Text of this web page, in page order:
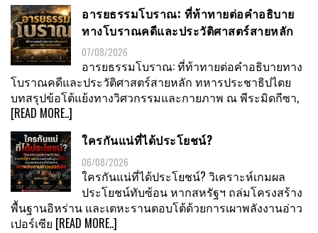
อารยธรรมโบราณ: ที่ท้าทายต่อคำอธิบาย
ทางโบราณคดีและประวัติศาสตร์สายหลัก
07/08/2026
อารยธรรมโบราณ: ที่ท้าทายต่อคำอธิบายทาง
โบราณคดีและประวัติศาสตร์สายหลัก ทหารประชาธิปไตย
บทสรุปข้อโต้แย้งทางวิศวกรรมและกายภาพ ณ พีระมิดกีซา,
[READ MORE..]
ใครกันแน่ที่ได้ประโยชน์?
06/08/2026
ใครกันแน่ที่ได้ประโยชน์? วิเคราะห์เกมผล
ประโยชน์ทับซ้อน หากสหรัฐฯ ถล่มโครงสร้าง
พื้นฐานอิหร่าน และเตหะรานตอบโต้ด้วยการเผาพลังงานอ่าว
เปอร์เซีย [READ MORE..]